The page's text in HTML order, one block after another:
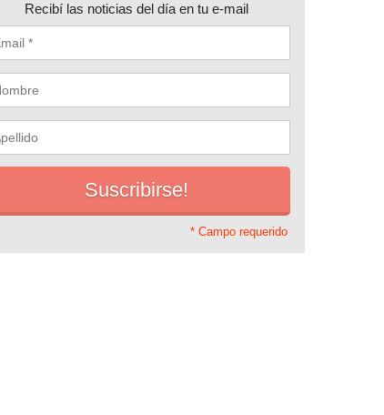
Recibí las noticias del día en tu e-mail
* Campo requerido